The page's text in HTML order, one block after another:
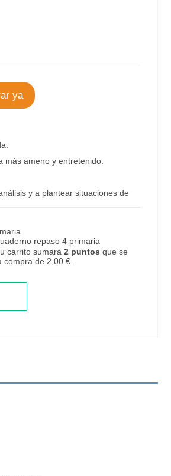
ya
más ameno y entretenido.
y a plantear situaciones de
repaso 4 primaria
carrito sumará 2 puntos que se
compra de 2,00 €.